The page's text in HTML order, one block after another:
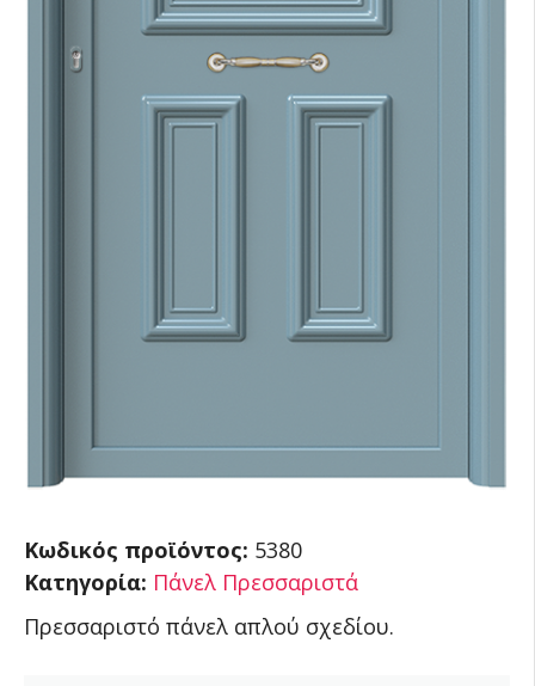
Κωδικός προϊόντος: 5380
Κατηγορία: Πάνελ Πρεσσαριστά
Πρεσσαριστό πάνελ απλού σχεδίου.